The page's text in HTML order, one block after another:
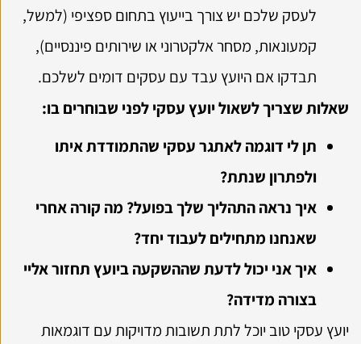
לעסק שלכם יש צורך בייעוץ בתחום ספציפי (למשל,
קמעונאות, מסחר אלקטרוני או שירותים פיננסיים),
תבדקו אם היועץ עבד עם עסקים דומים לשלכם.
שאלות שצריך לשאול יועץ עסקי לפני שבוחרים בו:
תן לי דוגמה לאתגר עסקי שהתמודדת איתו
ולפתרון שנתת?
איך נראה התהליך שלך בפועל? מה קורה אחרי
שאנחנו מתחילים לעבוד יחד?
איך אני יכול לדעת שההשקעה ביועץ תחזור אליי
בצורה מדידה?
יועץ עסקי טוב יוכל לתת תשובות מדויקות עם דוגמאות